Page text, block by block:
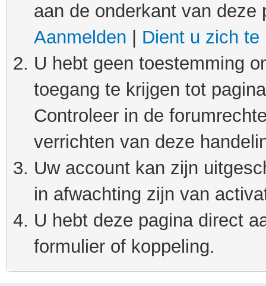
aan de onderkant van
Aanmelden
Dient u zich te
U hebt geen toestemming
toegang te krijgen tot
Controleer in de
verrichten van deze
Uw account kan zijn
in afwachting zijn van
U hebt deze pagina direct
formulier of koppeling.